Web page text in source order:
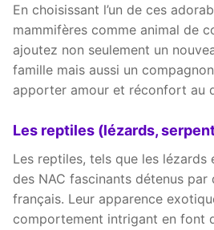
En choisissant l’un de ces
mammifères comme animal de
ajoutez non seulement un
famille mais aussi un
apporter amour et réconfort au
Les reptiles (lézards,
Les reptiles, tels que les lézards
des NAC fascinants détenus
français. Leur apparence
comportement intrigant en font